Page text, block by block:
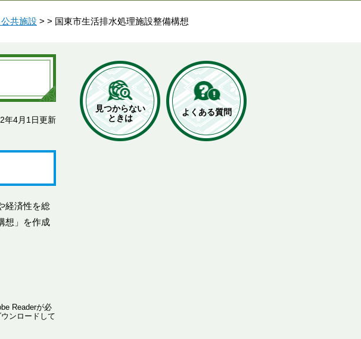
共施設 > > 国東市生活排水処理施設整備構想
年4月1日更新
経済性を総
想」を作成
Readerが必
ンロードして
見つからない
ときは
よくある質問